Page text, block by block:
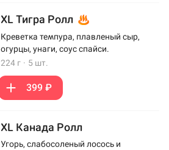
XL Тигра Ролл
Креветка темпура, плавленый сыр,
огурцы, унаги, соус спайси.
224 г · 5 шт.
399 ₽
XL Канада Ролл
Угорь, слабосоленый лосось и